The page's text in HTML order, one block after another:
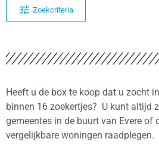
Zoekcriteria
Heeft u de box te koop dat u zocht
binnen 16 zoekertjes? U kunt altijd
gemeentes in de buurt van Evere of
vergelijkbare woningen raadplegen.